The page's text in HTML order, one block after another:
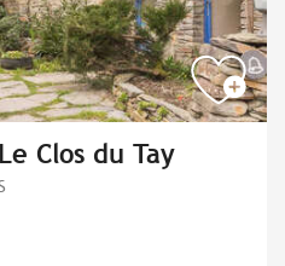
Clos du Tay